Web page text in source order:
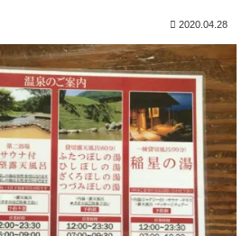
2020.04.28